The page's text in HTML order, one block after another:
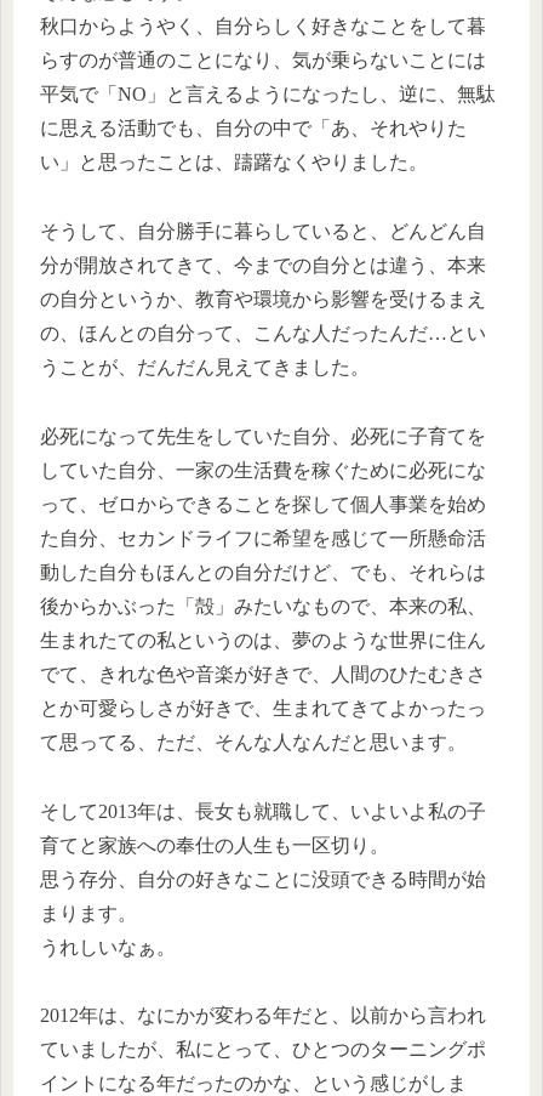
秋口からようやく、自分らしく好きなことをして暮
らすのが普通のことになり、気が乗らないことには
平気で「NO」と言えるようになったし、逆に、無駄
に思える活動でも、自分の中で「あ、それやりた
い」と思ったことは、躊躇なくやりました。
そうして、自分勝手に暮らしていると、どんどん自
分が開放されてきて、今までの自分とは違う、本来
の自分というか、教育や環境から影響を受けるまえ
の、ほんとの自分って、こんな人だったんだ…とい
うことが、だんだん見えてきました。
必死になって先生をしていた自分、必死に子育てを
していた自分、一家の生活費を稼ぐために必死にな
って、ゼロからできることを探して個人事業を始め
た自分、セカンドライフに希望を感じて一所懸命活
動した自分もほんとの自分だけど、でも、それらは
後からかぶった「殻」みたいなもので、本来の私、
生まれたての私というのは、夢のような世界に住ん
でて、きれな色や音楽が好きで、人間のひたむきさ
とか可愛らしさが好きで、生まれてきてよかったっ
て思ってる、ただ、そんな人なんだと思います。
そして2013年は、長女も就職して、いよいよ私の子
育てと家族への奉仕の人生も一区切り。
思う存分、自分の好きなことに没頭できる時間が始
まります。
うれしいなぁ。
2012年は、なにかが変わる年だと、以前から言われ
ていましたが、私にとって、ひとつのターニングポ
イントになる年だったのかな、という感じがしま